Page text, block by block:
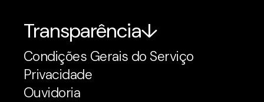
Transparência
Condições Gerais do Serviço
Privacidade
Ouvidoria